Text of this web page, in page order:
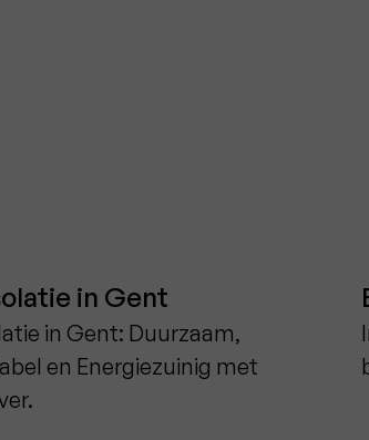
in Gent
in Gent: Duurzaam,
en Energiezuinig met